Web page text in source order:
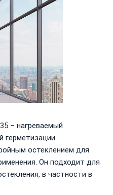
– нагреваемый
герметизации
остеклением для
Он подходит для
в частности в